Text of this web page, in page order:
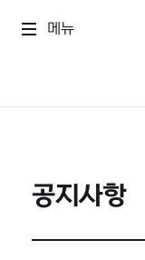
메뉴
공지사항